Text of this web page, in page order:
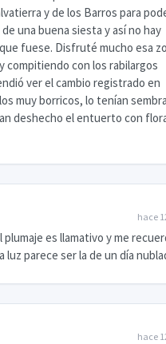
y de los Barros para
una buena siesta y así no hay
fuese. Disfruté mucho esa
compitiendo con los rabilargos
ver el cambio registrado en
muy borricos, lo tenían
deshecho el entuerto con
hace
es llamativo y me
parece ser la de un día
hace